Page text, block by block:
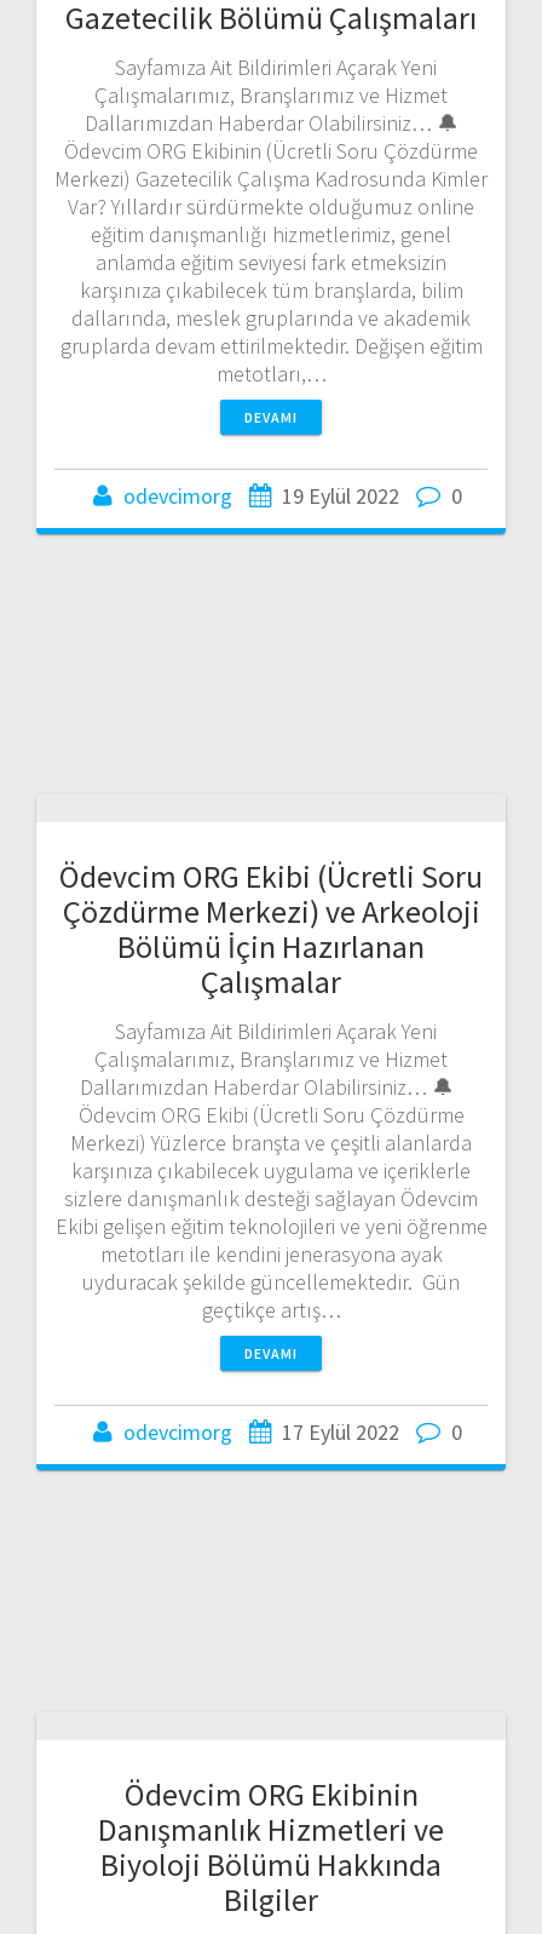
Gazetecilik Bölümü Çalışmaları
Sayfamıza Ait Bildirimleri Açarak Yeni
Çalışmalarımız, Branşlarımız ve Hizmet
Dallarımızdan Haberdar Olabilirsiniz… 🔔
Ödevcim ORG Ekibinin (Ücretli Soru Çözdürme
Merkezi) Gazetecilik Çalışma Kadrosunda Kimler
Var? Yıllardır sürdürmekte olduğumuz online
eğitim danışmanlığı hizmetlerimiz, genel
anlamda eğitim seviyesi fark etmeksizin
karşınıza çıkabilecek tüm branşlarda, bilim
dallarında, meslek gruplarında ve akademik
gruplarda devam ettirilmektedir. Değişen eğitim
metotları,…
DEVAMI
odevcimorg 19 Eylül 2022 0
Ödevcim ORG Ekibi (Ücretli Soru
Çözdürme Merkezi) ve Arkeoloji
Bölümü İçin Hazırlanan
Çalışmalar
Sayfamıza Ait Bildirimleri Açarak Yeni
Çalışmalarımız, Branşlarımız ve Hizmet
Dallarımızdan Haberdar Olabilirsiniz… 🔔
Ödevcim ORG Ekibi (Ücretli Soru Çözdürme
Merkezi) Yüzlerce branşta ve çeşitli alanlarda
karşınıza çıkabilecek uygulama ve içeriklerle
sizlere danışmanlık desteği sağlayan Ödevcim
Ekibi gelişen eğitim teknolojileri ve yeni öğrenme
metotları ile kendini jenerasyona ayak
uyduracak şekilde güncellemektedir. Gün
geçtikçe artış…
DEVAMI
odevcimorg 17 Eylül 2022 0
Ödevcim ORG Ekibinin
Danışmanlık Hizmetleri ve
Biyoloji Bölümü Hakkında
Bilgiler